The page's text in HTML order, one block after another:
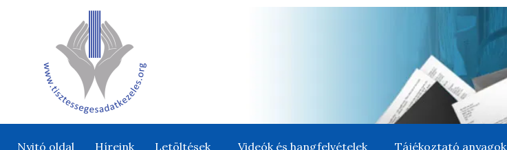
Nyitó oldal Híreink Letöltések Videók és hangfelvételek Tájékoztató anyagok